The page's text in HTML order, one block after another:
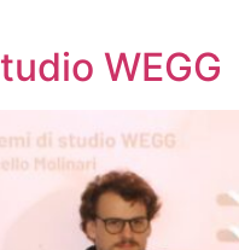
WEGG